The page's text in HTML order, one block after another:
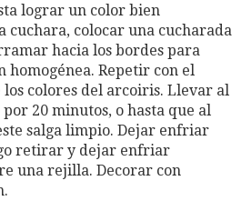
lograr un color bien
cuchara, colocar una cucharada
hacia los bordes para
homogénea. Repetir con el
colores del arcoiris. Llevar al
20 minutos, o hasta que al
salga limpio. Dejar enfriar
retirar y dejar enfriar
una rejilla. Decorar con